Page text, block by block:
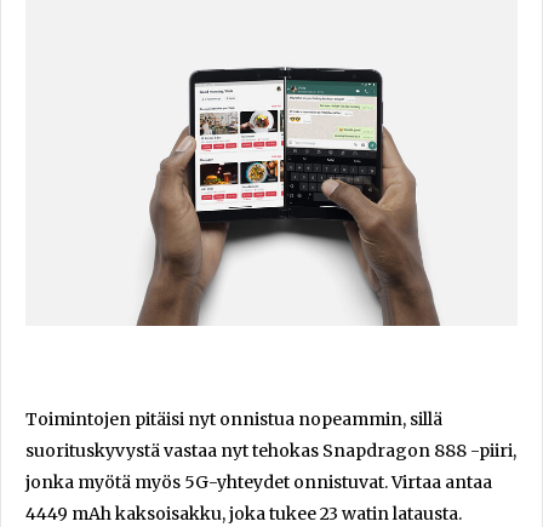
Toimintojen pitäisi nyt onnistua nopeammin, sillä
suorituskyvystä vastaa nyt tehokas Snapdragon 888 -piiri,
jonka myötä myös 5G-yhteydet onnistuvat. Virtaa antaa
4449 mAh kaksoisakku, joka tukee 23 watin latausta.